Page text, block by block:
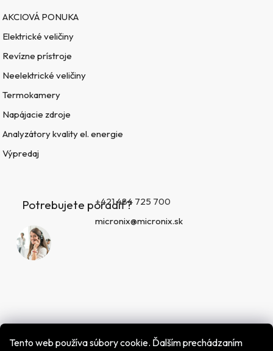
Tento web používa súbory cookie. Ďalším prechádzaním
AKCIOVÁ PONUKA
Elektrické veličiny
Revízne prístroje
Neelektrické veličiny
Termokamery
Napájacie zdroje
Analyzátory kvality el. energie
Výpredaj
Potrebujete poradiť?+421 484 725 700
micronix@micronix.sk